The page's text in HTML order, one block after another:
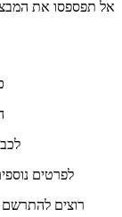
אל תפספסו את
לפרטים
רוצים להתרשם